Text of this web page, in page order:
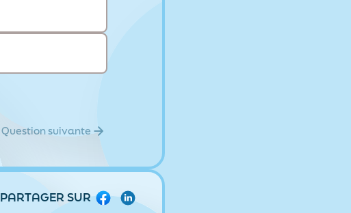
Question suivante
PARTAGER SUR Facebook